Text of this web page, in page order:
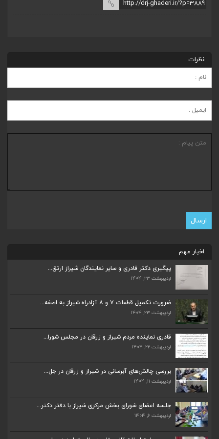
نظرات
اخبار مهم
پیگیری دکتر قادری و سایر نمایندگان شیراز ارتق...
اردیبهشت ۲۳, ۱۴۰۴
ضرورت تکمیل قطعات ۷ و ۸ آزادراه شیراز به اصفه...
اردیبهشت ۲۳, ۱۴۰۴
قادری نماینده مردم شیراز و زرقان در مجلس شورا...
اردیبهشت ۲۲, ۱۴۰۴
بررسی چالش‌های آبرسانی در شیراز و زرقان در جل...
اردیبهشت ۱۱, ۱۴۰۴
جلسه اعضای شورای بخش مرکزی شیراز با دفتر دکتر...
اردیبهشت ۶, ۱۴۰۴
ضرورت تکمیل قطعات ۷ و ۸ آزادراه شیراز به اصفه...
قادری نماینده مردم شیراز و زرقان در مجلس شورا...
بررسی چالش‌های آبرسانی در شیراز و زرقان در جل...
جلسه اعضای شورای بخش مرکزی شیراز با دفتر دکتر...
اردیبهشت ۶, ۱۴۰۴
پیگیری دکتر قادری و سایر نمایندگان شیراز ارتق...